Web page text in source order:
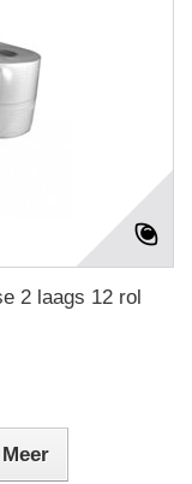
2 laags 12 rol
Meer